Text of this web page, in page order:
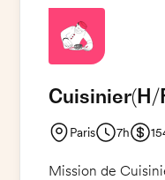
équipements et des locaux.
cuisine et des
nécessaires.
ce poste.
Cuisinier(H/
Paris 7h
Mission de